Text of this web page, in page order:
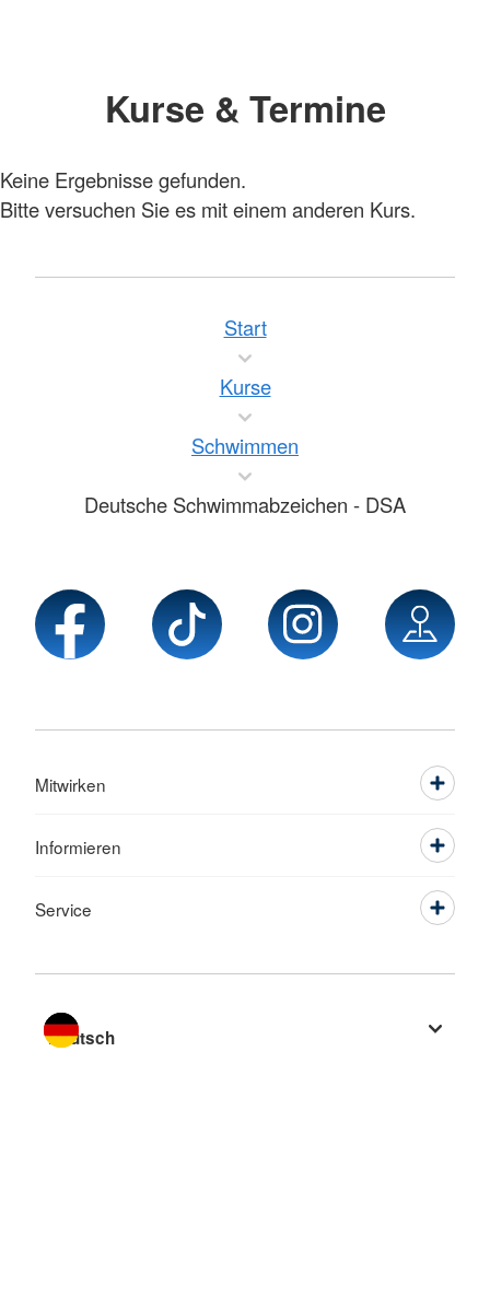
Kurse & Termine
Keine Ergebnisse gefunden.
Bitte versuchen Sie es mit einem anderen Kurs.
Start
Kurse
Schwimmen
Deutsche Schwimmabzeichen - DSA
Mitwirken
Informieren
Service
Sprache wechseln zu